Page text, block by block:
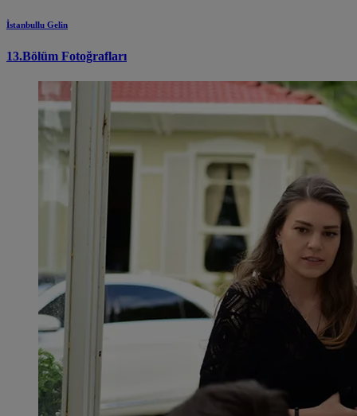
İstanbullu Gelin
13.Bölüm Fotoğrafları